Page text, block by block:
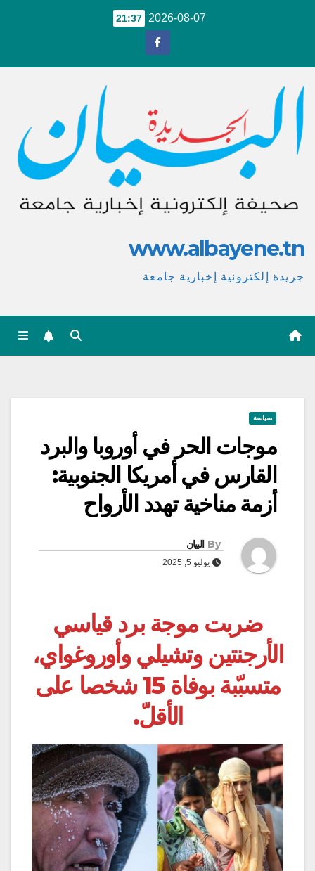
2026-08-07
21:37
www.albayene.tn
جريدة إلكترونية إخبارية جامعة
سياسة
موجات الحر في أوروبا والبرد
القارس في أمريكا الجنوبية:
أزمة مناخية تهدد الأرواح
By البيان
يوليو 5, 2025
ضربت موجة برد قياسي
الأرجنتين وتشيلي وأوروغواي،
متسبّبة بوفاة 15 شخصا على
الأقلّ.